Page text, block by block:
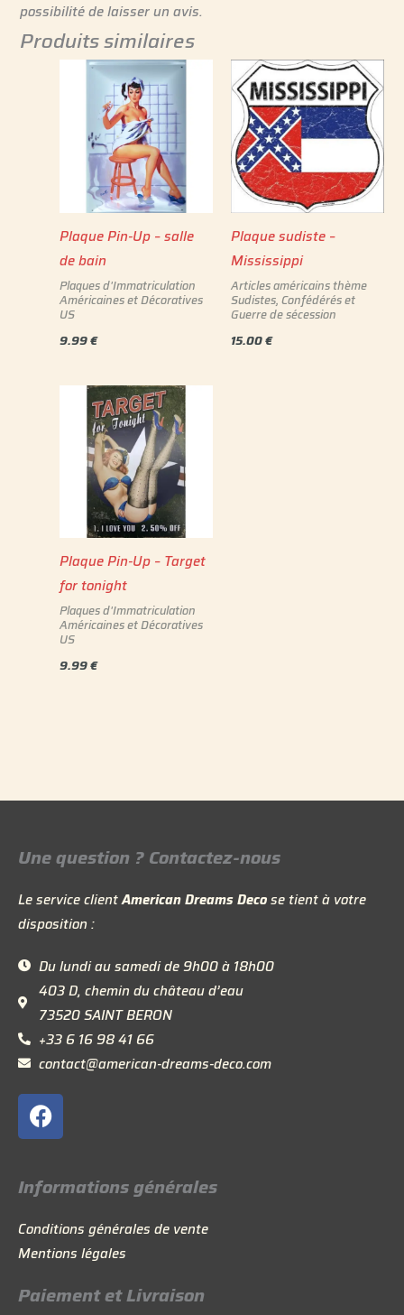
possibilité de laisser un avis.
Produits similaires
Plaque Pin-Up – salle
de bain
Plaques d'Immatriculation
Américaines et Décoratives
US
9.99€
Plaque sudiste –
Mississippi
Articles américains thème
Sudistes, Confédérés et
Guerre de sécession
15.00€
Plaque Pin-Up – Target
for tonight
Plaques d'Immatriculation
Américaines et Décoratives
US
9.99€
Une question ? Contactez-nous
Le service clientAmerican Dreams Decose tient à votre
disposition :
Du lundi au samedi de 9h00 à 18h00
403 D, chemin du château d’eau
73520 SAINT BERON
+33 6 16 98 41 66
contact@american-dreams-deco.com
F
a
c
e
b
o
o
k
Informations générales
Conditions générales de vente
Mentions légales
Paiement et Livraison